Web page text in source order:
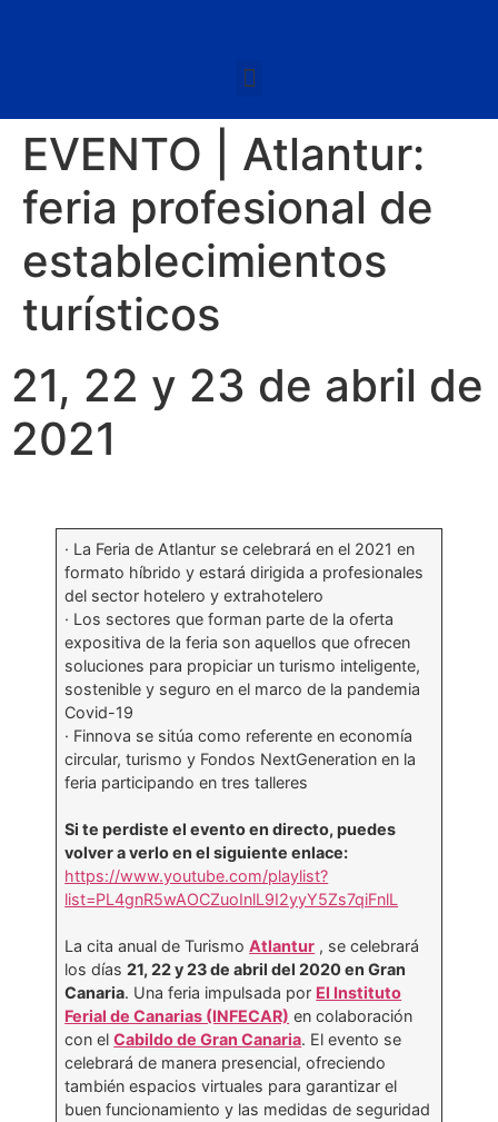
EVENTO | Atlantur:
feria profesional de
establecimientos
turísticos
21, 22 y 23 de abril de
2021
· La Feria de Atlantur se celebrará en el 2021 en
formato híbrido y estará dirigida a profesionales
del sector hotelero y extrahotelero
· Los sectores que forman parte de la oferta
expositiva de la feria son aquellos que ofrecen
soluciones para propiciar un turismo inteligente,
sostenible y seguro en el marco de la pandemia
Covid-19
· Finnova se sitúa como referente en economía
circular, turismo y Fondos NextGeneration en la
feria participando en tres talleres
Si te perdiste el evento en directo, puedes
volver a verlo en el siguiente enlace:
https://www.youtube.com/playlist?
list=PL4gnR5wAOCZuoInlL9I2yyY5Zs7qiFnlL
La cita anual de TurismoAtlantur , se celebrará
los días21, 22 y 23 de abril del 2020 en Gran
Canaria. Una feria impulsada por El Instituto
Ferial de Canarias (INFECAR) en colaboración
con elCabildo de Gran Canaria. El evento se
celebrará de manera presencial, ofreciendo
también espacios virtuales para garantizar el
buen funcionamiento y las medidas de seguridad